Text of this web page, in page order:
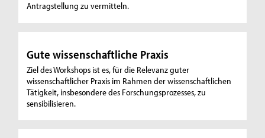
Antragstellung zu vermitteln.
Gute wissenschaftliche Praxis
Ziel des Workshops ist es, für die Relevanz guter
wissenschaftlicher Praxis im Rahmen der wissenschaftlichen
Tätigkeit, insbesondere des Forschungsprozesses, zu
sensibilisieren.